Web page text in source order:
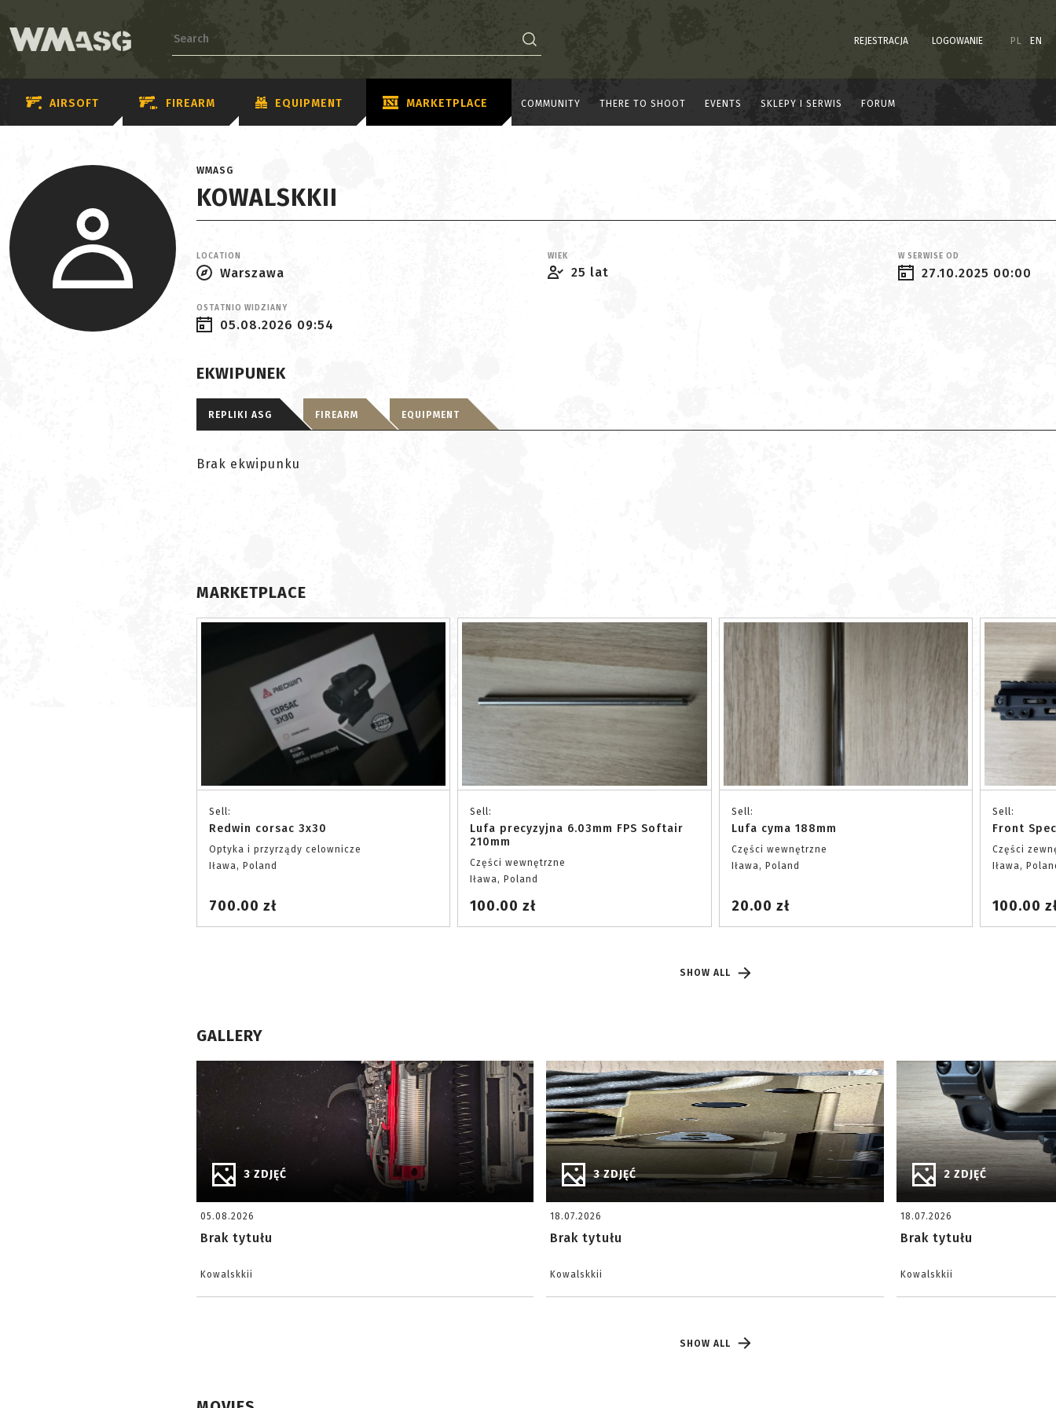
REJESTRACJA LOGOWANIE PL EN
AIRSOFT FIREARM EQUIPMENT MARKETPLACE COMMUNITY THERE TO SHOOT EVENTS SKLEPY I SERWIS FORUM
WMASG
KOWALSKKII
LOCATION
Warszawa
WIEK
25 lat
W SERWISE OD
27.10.2025 00:00
OSTATNIO WIDZIANY
05.08.2026 09:54
EKWIPUNEK
REPLIKI ASG FIREARM EQUIPMENT
Brak ekwipunku
MARKETPLACE
Sell:
Redwin corsac 3x30
Optyka i przyrządy celownicze
Iława, Poland
700.00 zł
Sell:
Lufa precyzyjna 6.03mm FPS Softair
210mm
Części wewnętrzne
Iława, Poland
100.00 zł
Sell:
Lufa cyma 188mm
Części wewnętrzne
Iława, Poland
20.00 zł
Sell:
Front
Części
Iława,
100.00
SHOW ALL
GALLERY
3 ZDJĘĆ
05.08.2026
Brak tytułu
Kowalskkii
3 ZDJĘĆ
18.07.2026
Brak tytułu
Kowalskkii
2 ZDJĘĆ
18.07.2026
Brak tytułu
Kowalskkii
SHOW ALL